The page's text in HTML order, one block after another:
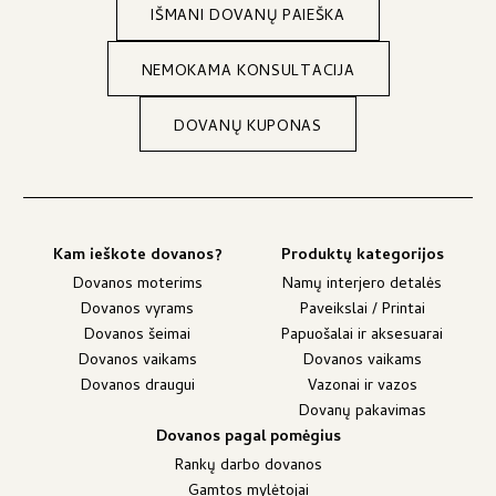
IŠMANI DOVANŲ PAIEŠKA
NEMOKAMA KONSULTACIJA
DOVANŲ KUPONAS
Kam ieškote dovanos?
Dovanos moterims
Dovanos vyrams
Dovanos šeimai
Dovanos vaikams
Dovanos draugui
Produktų kategorijos
Namų interjero detalės
Paveikslai / Printai
Papuošalai ir aksesuarai
Dovanos vaikams
Vazonai ir vazos
Dovanų pakavimas
Dovanos pagal pomėgius
Rankų darbo dovanos